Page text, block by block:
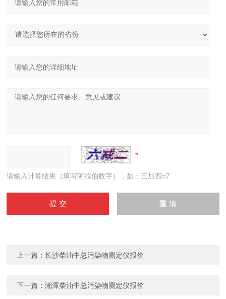
请输入计算结果（填写阿拉伯数字），如：三加四=7
上一篇：长沙柴油中总污染物测定仪报价
下一篇：湘潭柴油中总污染物测定仪报价